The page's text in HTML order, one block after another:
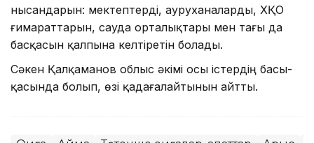
нысандарын: мектептерді, ауруханаларды, ХҚО
ғимараттарын, сауда орталықтары мен тағы да
басқасын қалпына келтіретін болады.
Сәкен Қалқаманов облыс әкімі осы істердің басы-
қасында болып, өзі қадағалайтынын айтты.